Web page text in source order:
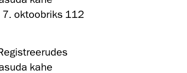
oktoobriks 112
kahe